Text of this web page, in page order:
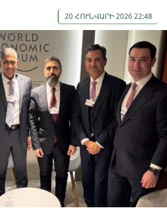
20 ՀՈՒՆՎԱՐԻ 2026 22:48